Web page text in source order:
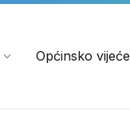
Općinsko vijeće